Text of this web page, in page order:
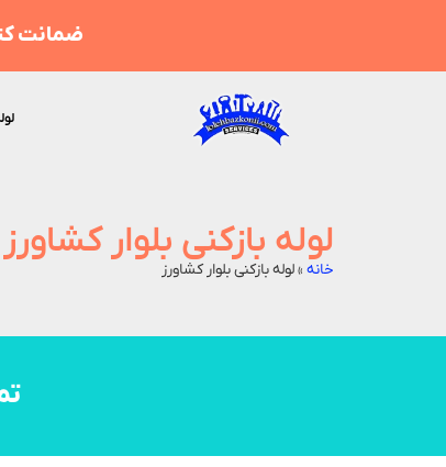
ضمانت
لوله بازکنی بلوار کشاورز
خانه »لوله بازکنی بلوار کشاورز